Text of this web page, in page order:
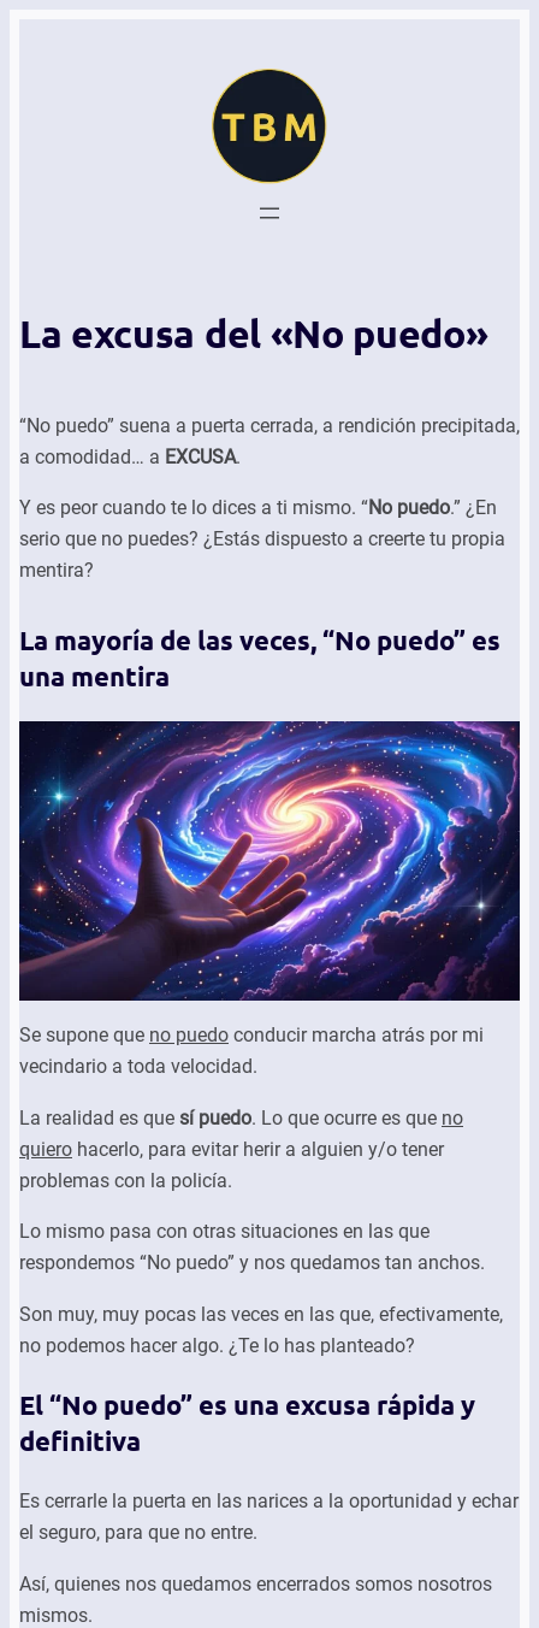
La excusa del «No puedo»
“No puedo” suena a puerta cerrada, a rendición precipitada,
a comodidad… a EXCUSA.
Y es peor cuando te lo dices a ti mismo. “No puedo.” ¿En
serio que no puedes? ¿Estás dispuesto a creerte tu propia
mentira?
La mayoría de las veces, “No puedo” es
una mentira
Se supone que no puedo conducir marcha atrás por mi
vecindario a toda velocidad.
La realidad es que sí puedo. Lo que ocurre es que no
quiero hacerlo, para evitar herir a alguien y/o tener
problemas con la policía.
Lo mismo pasa con otras situaciones en las que
respondemos “No puedo” y nos quedamos tan anchos.
Son muy, muy pocas las veces en las que, efectivamente,
no podemos hacer algo. ¿Te lo has planteado?
El “No puedo” es una excusa rápida y
definitiva
Es cerrarle la puerta en las narices a la oportunidad y echar
el seguro, para que no entre.
Así, quienes nos quedamos encerrados somos nosotros
mismos.